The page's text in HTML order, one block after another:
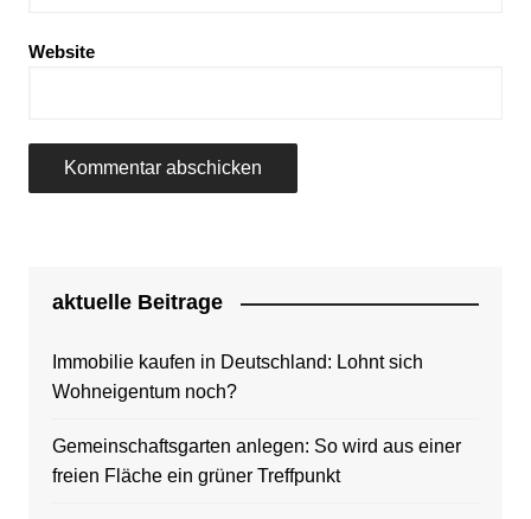
Website
aktuelle Beitrage
Immobilie kaufen in Deutschland: Lohnt sich
Wohneigentum noch?
Gemeinschaftsgarten anlegen: So wird aus einer
freien Fläche ein grüner Treffpunkt